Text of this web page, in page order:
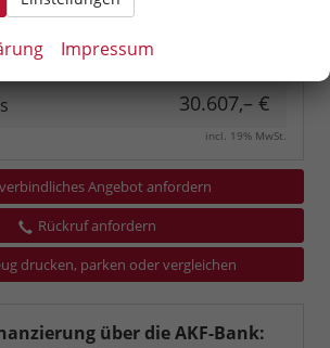
30.607,– €
incl. 19% MwSt.
Angebot anfordern
Rückruf anfordern
drucken, parken oder vergleichen
über die AKF-Bank:
Impressum